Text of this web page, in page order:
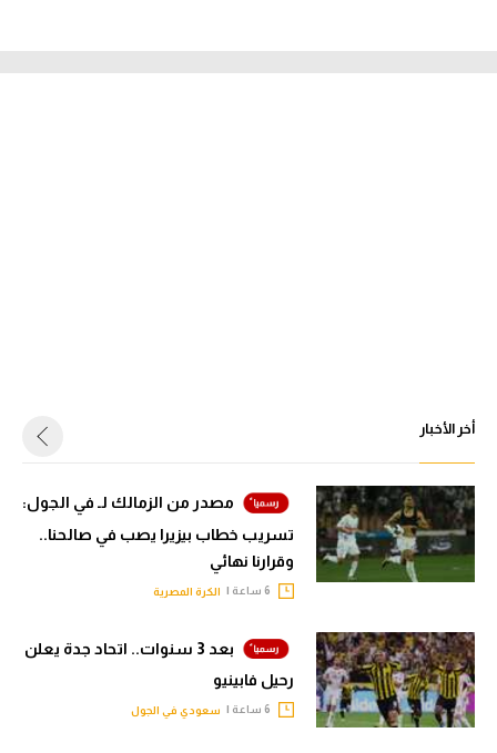
أخر الأخبار
مصدر من الزمالك لـ في الجول:
تسريب خطاب بيزيرا يصب في صالحنا..
وقرارنا نهائي
الكرة المصرية
بعد 3 سنوات.. اتحاد جدة يعلن
رحيل فابينيو
سعودي في الجول